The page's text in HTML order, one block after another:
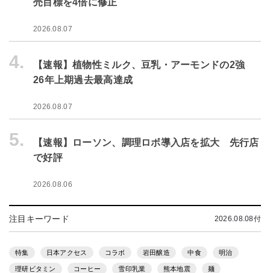
売目標を4倍に修正
2026.08.07
4.
【速報】植物性ミルク、豆乳・アーモンドの2強
26年上期過去最高達成
2026.08.07
5.
【速報】ローソン、調理ロボ導入店を拡大 先行店
で好評
2026.08.06
注目キーワード 2026.08.08付
特集 日本アクセス コラボ 岩田醸造 中食 明治
理研ビタミン コーヒー 雪印乳業 熊本地震 麺